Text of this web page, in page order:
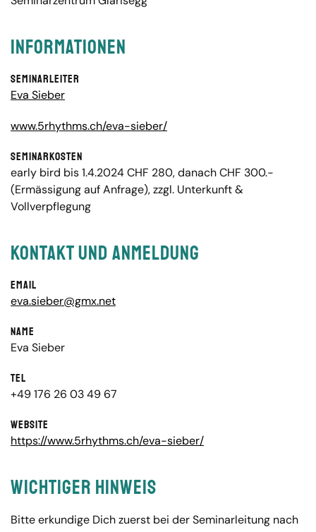
Informationen
Seminarleiter
Eva Sieber
www.5rhythms.ch/eva-sieber/
Seminarkosten
early bird bis 1.4.2024 CHF 280, danach CHF 300.-
(Ermässigung auf Anfrage), zzgl. Unterkunft &
Vollverpflegung
Kontakt und Anmeldung
Email
eva.sieber@gmx.net
Name
Eva Sieber
Tel
+49 176 26 03 49 67
Website
https://www.5rhythms.ch/eva-sieber/
Wichtiger Hinweis
Bitte erkundige Dich zuerst bei der Seminarleitung nach